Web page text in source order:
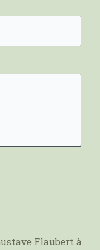
Flaubert à